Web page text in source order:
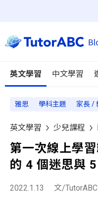
英文學習 中文學習
雅思 學科主題 家長 /
英文學習 少兒課程
第一次線上學
的 4 個迷思與
2022.1.13 文/